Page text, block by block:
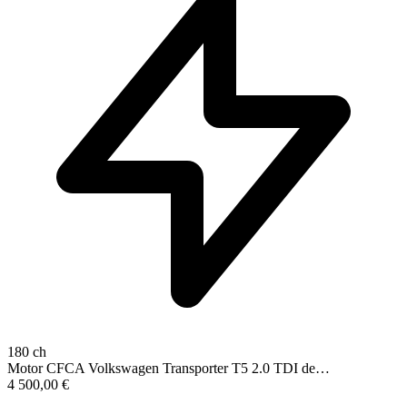
180 ch
Motor CFCA Volkswagen Transporter T5 2.0 TDI de…
4 500,00 €